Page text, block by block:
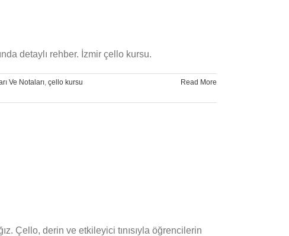
detaylı rehber. İzmir çello kursu.
Ve Notaları çello kursu
Read More
Çello, derin ve etkileyici tınısıyla öğrencilerin